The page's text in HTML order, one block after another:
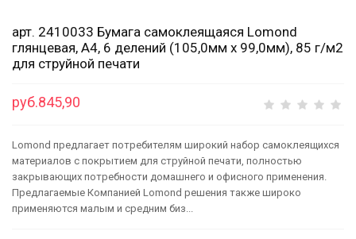
арт. 2410033 Бумага самоклеящаяся Lomond
глянцевая, А4, 6 делений (105,0мм х 99,0мм), 85 г/м2
для струйной печати
руб.845,90
Lomond предлагает потребителям широкий набор самоклеящихся
материалов с покрытием для струйной печати, полностью
закрывающих потребности домашнего и офисного применения.
Предлагаемые Компанией Lomond решения также широко
применяются малым и средним биз...